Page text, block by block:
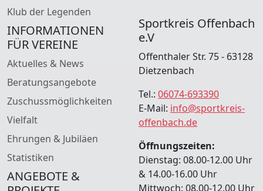
Klub der Legenden
INFORMATIONEN
FÜR VEREINE
Aktuelles & News
Beratungsangebote
Zuschussmöglichkeiten
Vielfalt
Ehrungen & Jubiläen
Statistiken
ANGEBOTE &
Sportkreis Offenbach
e.V
Offenthaler Str. 75 - 63128
Dietzenbach
Tel.: 06074-693390
E-Mail: info@sportkreis-
offenbach.de
Öffnungszeiten:
Dienstag: 08.00-12.00 Uhr
& 14.00-16.00 Uhr
Mittwoch: 08.00-12.00 Uhr